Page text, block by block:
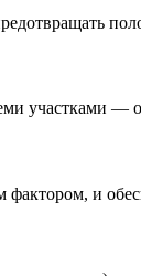
участками —
и